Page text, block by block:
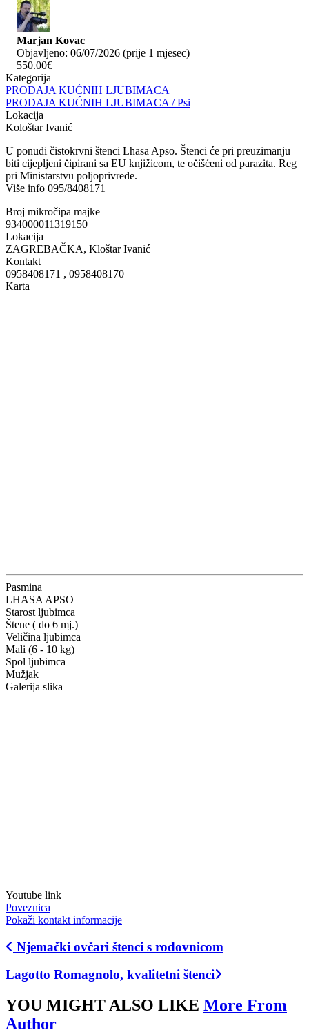
Marjan Kovac
Objavljeno: 06/07/2026 (prije 1 mjesec)
550.00€
Kategorija
PRODAJA KUĆNIH LJUBIMACA
PRODAJA KUĆNIH LJUBIMACA / Psi
Lokacija
Kološtar Ivanić
U ponudi čistokrvni štenci Lhasa Apso. Štenci će pri preuzimanju
biti cijepljeni čipirani sa EU knjižicom, te očišćeni od parazita. Reg
pri Ministarstvu poljoprivrede.
Više info 095/8408171
Broj mikročipa majke
934000011319150
Lokacija
ZAGREBAČKA, Kloštar Ivanić
Kontakt
0958408171 , 0958408170
Karta
Pasmina
LHASA APSO
Starost ljubimca
Štene ( do 6 mj.)
Veličina ljubimca
Mali (6 - 10 kg)
Spol ljubimca
Mužjak
Galerija slika
Youtube link
Poveznica
Pokaži kontakt informacije
Njemački ovčari štenci s rodovnicom
Lagotto Romagnolo, kvalitetni štenci
YOU MIGHT ALSO LIKE More From
Author